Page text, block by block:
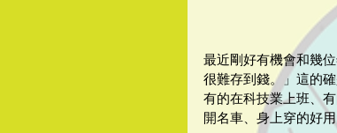
最近剛好有機會和幾
很難存到錢。」這的
有的在科技業上班、
開名車、身上穿的好